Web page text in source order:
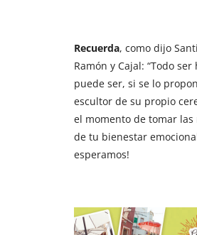
Recuerda, como dijo
Ramón y Cajal: “Todo
puede ser, si se lo
escultor de su propio
el momento de tomar las
de tu bienestar
esperamos!